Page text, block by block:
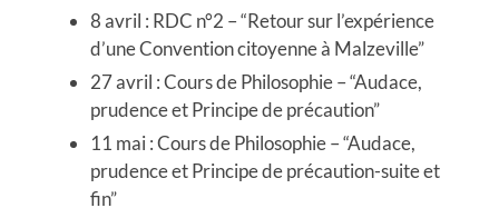
8 avril : RDC n°2 – “Retour sur l’expérience
d’une Convention citoyenne à Malzeville”
27 avril : Cours de Philosophie – “Audace,
prudence et Principe de précaution”
11 mai : Cours de Philosophie – “Audace,
prudence et Principe de précaution-suite et
fin”